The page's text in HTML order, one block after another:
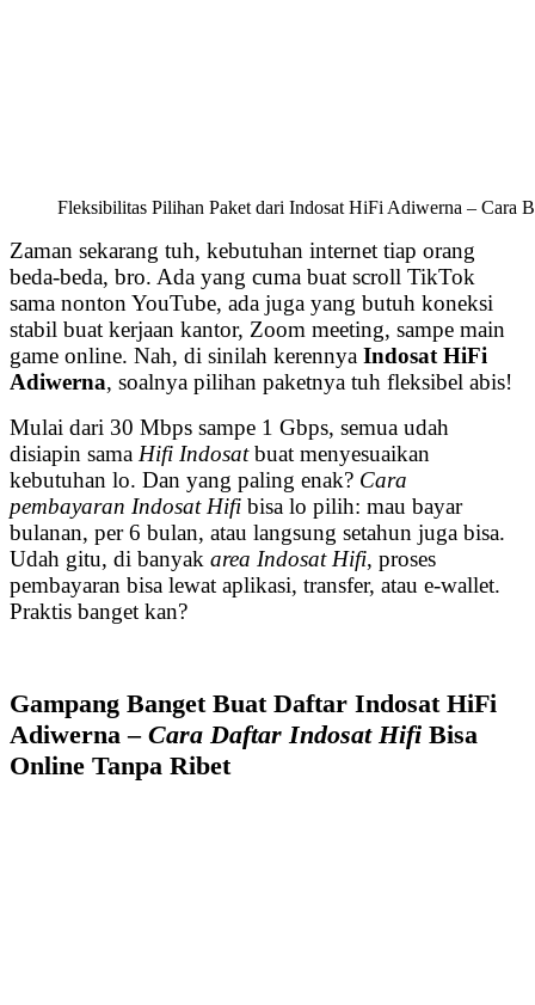
Fleksibilitas Pilihan Paket dari Indosat HiFi Adiwerna – Cara
Zaman sekarang tuh, kebutuhan internet tiap orang
beda-beda, bro. Ada yang cuma buat scroll TikTok
sama nonton YouTube, ada juga yang butuh koneksi
stabil buat kerjaan kantor, Zoom meeting, sampe main
game online. Nah, di sinilah kerennya Indosat HiFi
Adiwerna, soalnya pilihan paketnya tuh fleksibel abis!
Mulai dari 30 Mbps sampe 1 Gbps, semua udah
disiapin sama Hifi Indosatbuat menyesuaikan
kebutuhan lo. Dan yang paling enak? Cara
pembayaran Indosat Hifi bisa lo pilih: mau bayar
bulanan, per 6 bulan, atau langsung setahun juga bisa.
Udah gitu, di banyak area Indosat Hifi, proses
pembayaran bisa lewat aplikasi, transfer, atau e-wallet.
Praktis banget kan?
Gampang Banget Buat Daftar Indosat HiFi
Adiwerna – Cara Daftar Indosat Hifi Bisa
Online Tanpa Ribet